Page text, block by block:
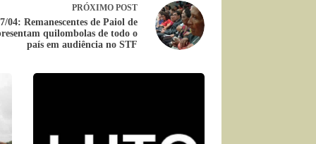
PRÓXIMO POST
04: Remanescentes de Paiol de
quilombolas de todo o
país em audiência no STF